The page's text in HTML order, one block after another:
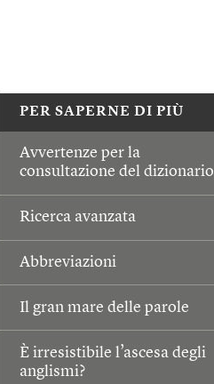
PER SAPERNE DI PIÙ
Avvertenze per la
consultazione del dizionario
Ricerca avanzata
Abbreviazioni
Il gran mare delle parole
È irresistibile l’ascesa degli
anglismi?